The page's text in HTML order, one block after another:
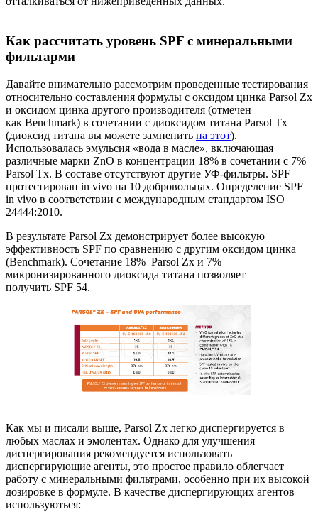
Как рассчитать уровень SPF с минеральными
фильтарми
Давайте внимательно рассмотрим проведенные тестирования
относительно составления формулы с оксидом цинка Parsol Zx
и оксидом цинка другого производителя (отмечен
как Benchmark) в сочетании с диоксидом титана Parsol Tx
(диоксид титана вы можете зампенить на этот).
Использовалась эмульсия «вода в масле», включающая
различные марки ZnO в концентрации 18% в сочетании с 7%
Parsol Tx. В составе отсутствуют другие УФ-фильтры. SPF
протестирован in vivo на 10 добровольцах. Определение SPF
in vivo в соответствии с международным стандартом ISO
24444:2010.
В результате Parsol Zx демонстрирует более высокую
эффективность SPF по сравнению с другим оксидом цинка
(Benchmark). Сочетание 18% Parsol Zx и 7%
микронизированного диоксида титана позволяет
получить SPF 54.
Как мы и писали выше, Parsol Zx легко диспергируется в
любых маслах и эмолентах. Однако для улучшения
диспергирования рекомендуется использовать
диспергирующие агенты, это простое правило облегчает
работу с минеральными фильтрами, особенно при их высокой
дозировке в формуле. В качестве диспергирующих агентов
используються: